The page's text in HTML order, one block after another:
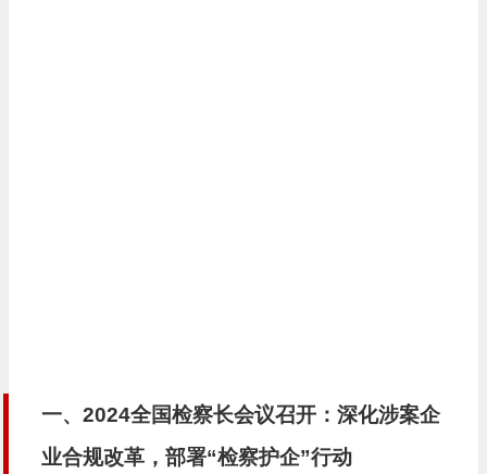
一、2024全国检察长会议召开：深化涉案企
业合规改革，部署“检察护企”行动